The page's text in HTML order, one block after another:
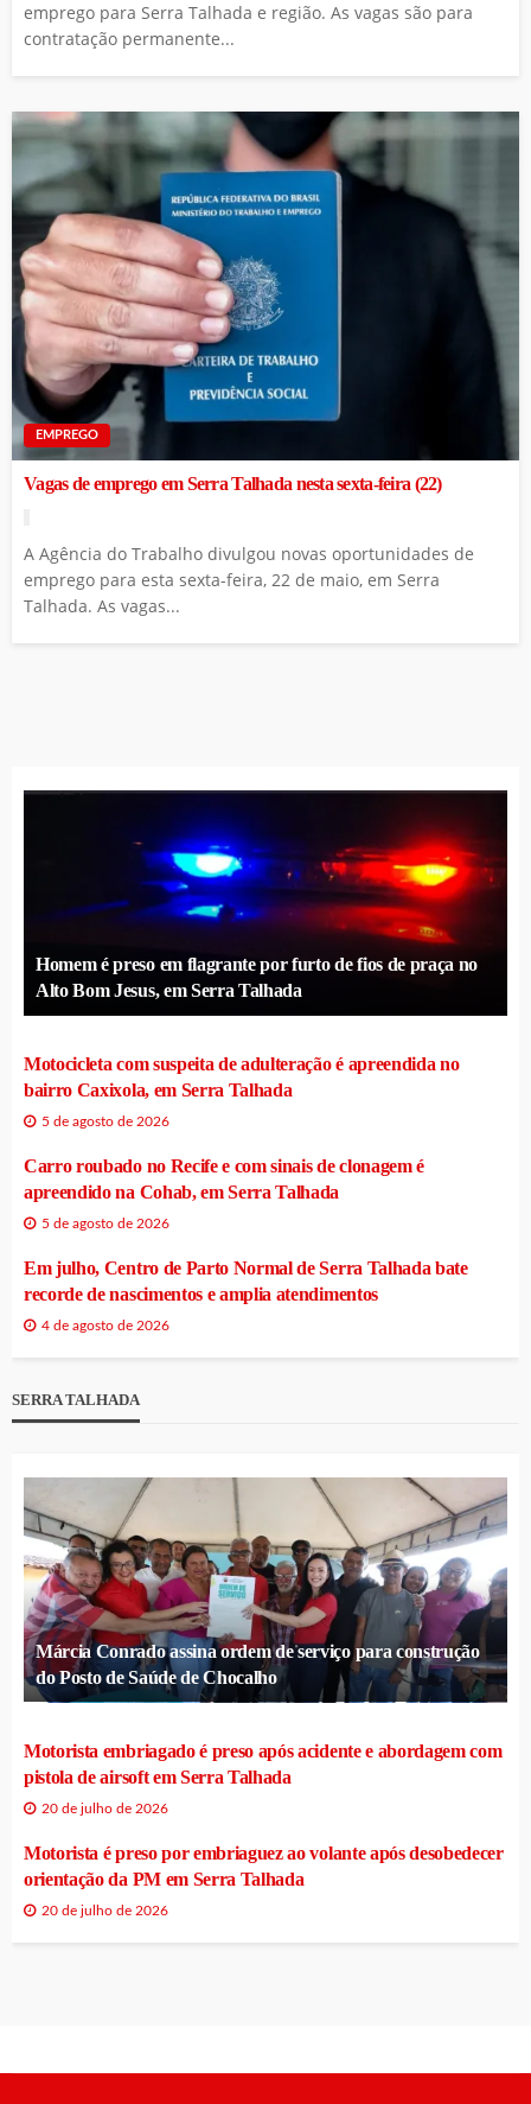
emprego para Serra Talhada e região. As vagas são para
contratação permanente...
EMPREGO
Vagas de emprego em Serra Talhada nesta sexta-feira (22)
A Agência do Trabalho divulgou novas oportunidades de
emprego para esta sexta-feira, 22 de maio, em Serra
Talhada. As vagas...
Homem é preso em flagrante por furto de fios de praça no
Alto Bom Jesus, em Serra Talhada
Motocicleta com suspeita de adulteração é apreendida no
bairro Caxixola, em Serra Talhada
5 de agosto de 2026
Carro roubado no Recife e com sinais de clonagem é
apreendido na Cohab, em Serra Talhada
5 de agosto de 2026
Em julho, Centro de Parto Normal de Serra Talhada bate
recorde de nascimentos e amplia atendimentos
4 de agosto de 2026
SERRA TALHADA
Márcia Conrado assina ordem de serviço para construção
do Posto de Saúde de Chocalho
Motorista embriagado é preso após acidente e abordagem com
pistola de airsoft em Serra Talhada
20 de julho de 2026
Motorista é preso por embriaguez ao volante após desobedecer
orientação da PM em Serra Talhada
20 de julho de 2026